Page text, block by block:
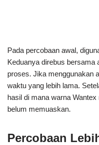
Pada percobaan awal,
Keduanya direbus bersama
proses. Jika menggunakan
waktu yang lebih lama.
hasil di mana warna
belum memuaskan.
Percobaan